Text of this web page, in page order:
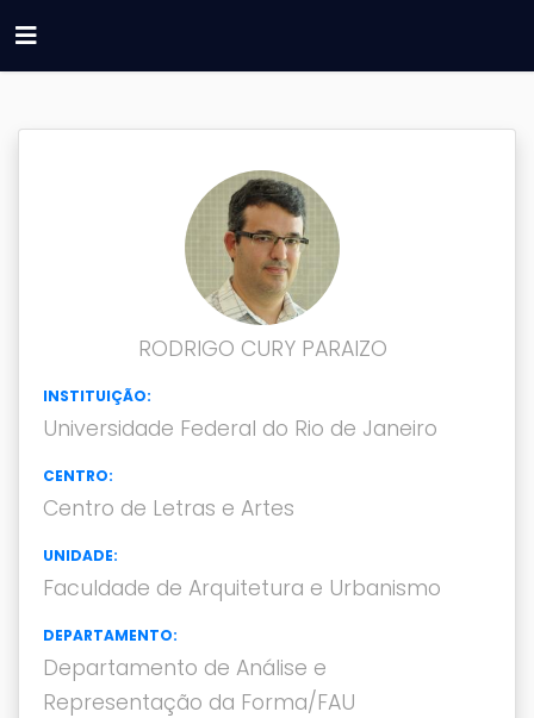
RODRIGO CURY PARAIZO
INSTITUIÇÃO:
Universidade Federal do Rio de Janeiro
CENTRO:
Centro de Letras e Artes
UNIDADE:
Faculdade de Arquitetura e Urbanismo
DEPARTAMENTO:
Departamento de Análise e
Representação da Forma/FAU